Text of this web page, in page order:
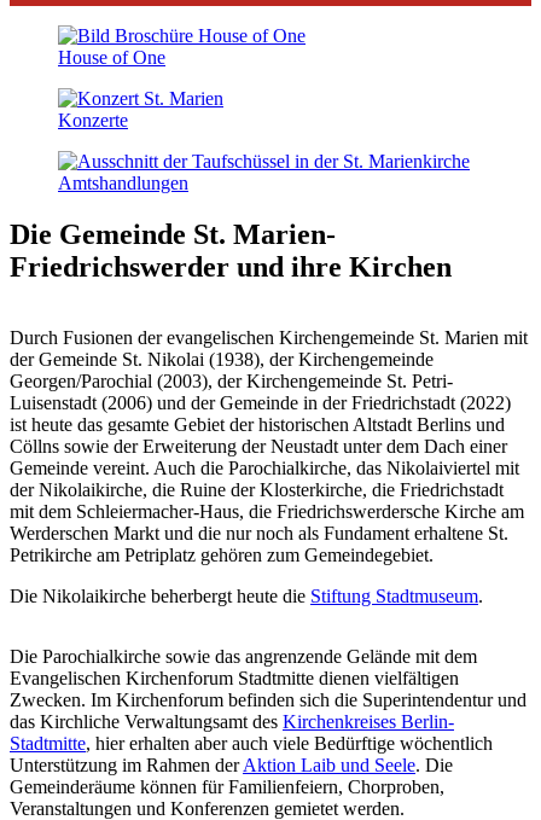
House of One
Konzerte
Amts­handlungen
Die Gemeinde St. Marien-
Friedrichswerder und ihre Kirchen
Durch Fusionen der evangelischen Kirchengemeinde St. Marien mit
der Gemeinde St. Nikolai (1938), der Kirchengemeinde
Georgen/Parochial (2003), der Kirchengemeinde St. Petri-
Luisenstadt (2006) und der Gemeinde in der Friedrichstadt (2022)
ist heute das gesamte Gebiet der historischen Altstadt Berlins und
Cöllns sowie der Erweiterung der Neustadt unter dem Dach einer
Gemeinde vereint. Auch die Parochialkirche, das Nikolaiviertel mit
der Nikolaikirche, die Ruine der Klosterkirche, die Friedrichstadt
mit dem Schleiermacher-Haus, die Friedrichswerdersche Kirche am
Werderschen Markt und die nur noch als Fundament erhaltene St.
Petrikirche am Petriplatz gehören zum Gemeindegebiet.
Die Nikolaikirche beherbergt heute die Stiftung Stadtmuseum.
Die Parochialkirche sowie das angrenzende Gelände mit dem
Evangelischen Kirchenforum Stadtmitte dienen vielfältigen
Zwecken. Im Kirchenforum befinden sich die Superintendentur und
das Kirchliche Verwaltungsamt des Kirchenkreises Berlin-
Stadtmitte, hier erhalten aber auch viele Bedürftige wöchentlich
Unterstützung im Rahmen derAktion Laib und Seele. Die
Gemeinderäume können für Familienfeiern, Chorproben,
Veranstaltungen und Konferenzen gemietet werden.